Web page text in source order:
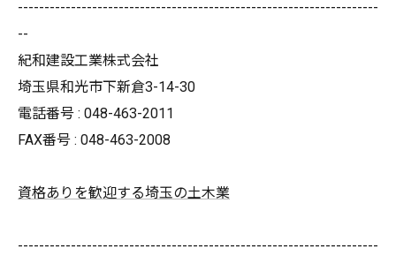
--------------------------------------------------------------------
--
紀和建設工業株式会社
埼玉県和光市下新倉3-14-30
電話番号 : 048-463-2011
FAX番号 : 048-463-2008
資格ありを歓迎する埼玉の土木業
--------------------------------------------------------------------